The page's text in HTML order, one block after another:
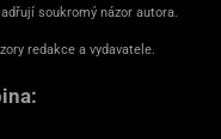
soukromý názor autora.
redakce a vydavatele.